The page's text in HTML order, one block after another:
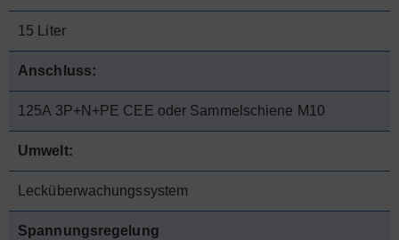
15 Liter
Anschluss:
125A 3P+N+PE CEE oder Sammelschiene M10
Umwelt:
Lecküberwachungssystem
Spannungsregelung